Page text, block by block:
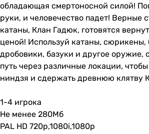
обладающая смертоносной силой!
руки, и человечество падет! Верные
катаны, Клан Гадюк, готовятся
ценой! Используй катаны, сюрикены,
дробовики, базуки и другое оружие,
путь через различные локации,
ниндзя и сдержать древнюю клятву
1-4 игрока
Не менее 280Мб
PAL HD 720p,1080i,1080p